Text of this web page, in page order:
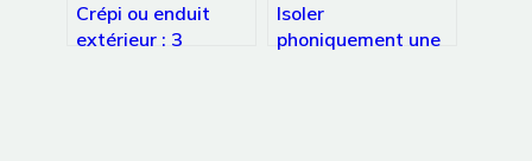
Crépi ou enduit
extérieur : 3
Isoler
phoniquement une